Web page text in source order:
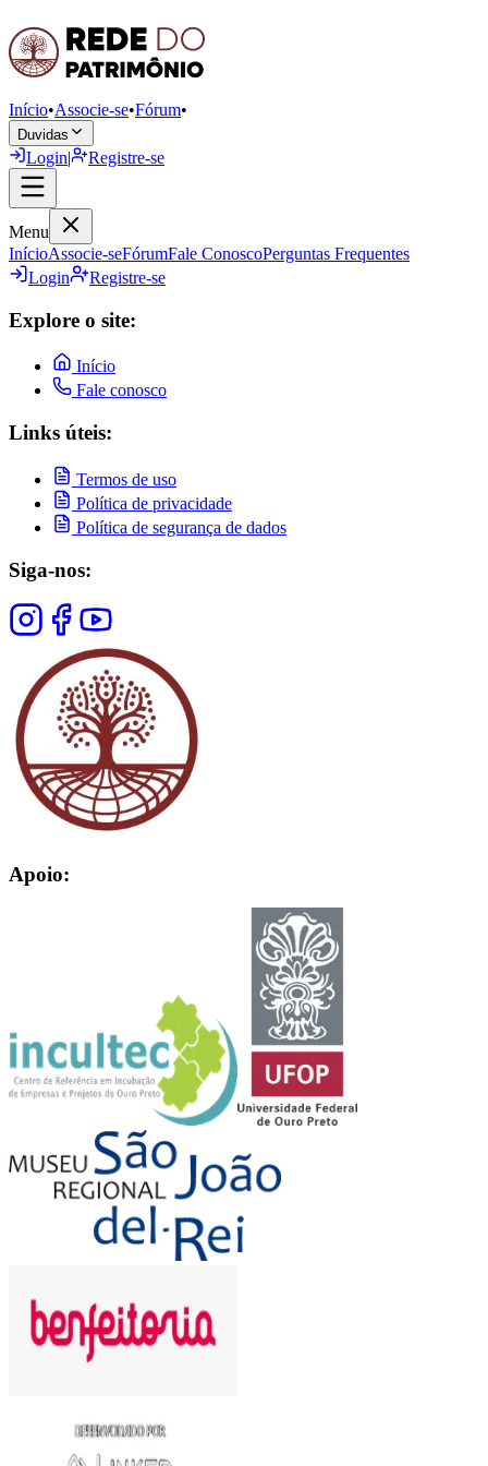
Início•Associe-se•Fórum•
Duvidas
Login| Registre-se
Menu
InícioAssocie-seFórumFale ConoscoPerguntas Frequentes
Login
Registre-se
Explore o site:
Início
Fale conosco
Links úteis:
Termos de uso
Política de privacidade
Política de segurança de dados
Siga-nos:
Apoio: